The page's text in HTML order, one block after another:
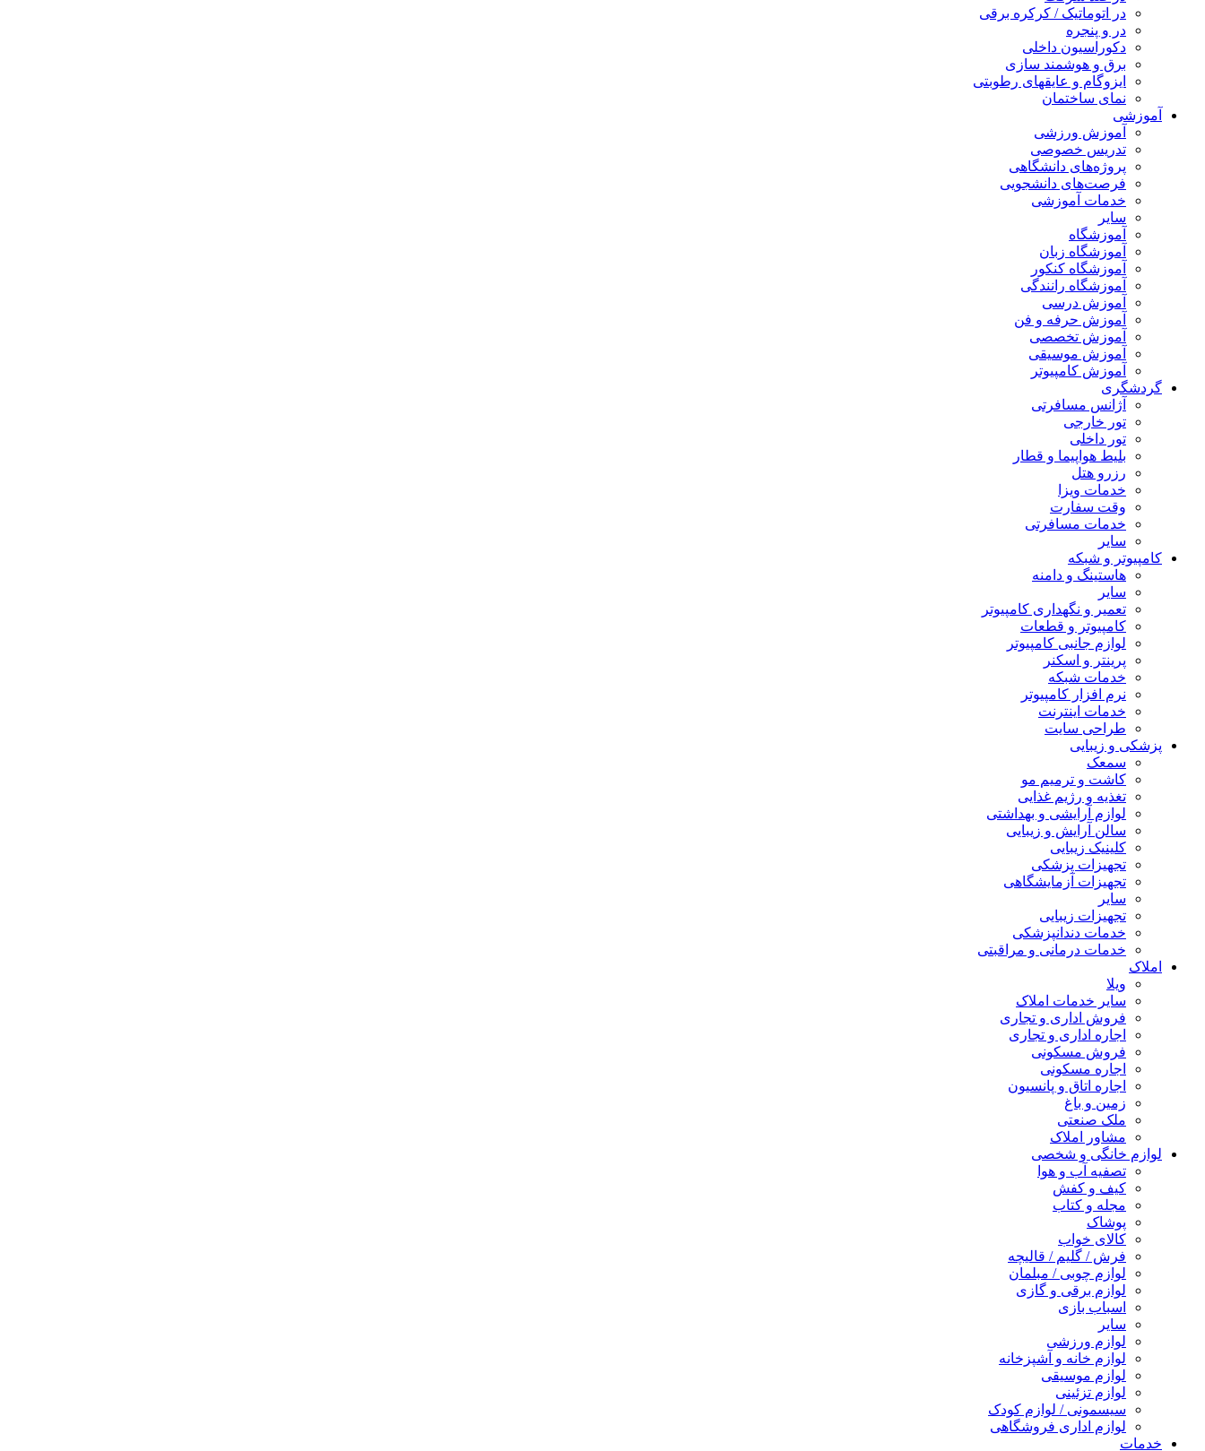
در اتوماتیک / کرکره برقی
در و پنجره
دکوراسیون داخلی
برق و هوشمند سازی
ایزوگام و عایقهای رطوبتی
نمای ساختمان
آموزشی
آموزش ورزشی
تدریس خصوصی
پروژه‌های دانشگاهی
فرصت‌های دانشجویی
خدمات آموزشی
سایر
آموزشگاه
آموزشگاه زبان
آموزشگاه کنکور
آموزشگاه رانندگی
آموزش درسی
آموزش حرفه و فن
آموزش تخصصی
آموزش موسیقی
آموزش کامپیوتر
گردشگری
آژانس مسافرتی
تور خارجی
تور داخلی
بلیط هواپیما و قطار
رزرو هتل
خدمات ویزا
وقت سفارت
خدمات مسافرتی
سایر
کامپیوتر و شبکه
هاستینگ و دامنه
سایر
تعمیر و نگهداری کامپیوتر
کامپیوتر و قطعات
لوازم جانبی کامپیوتر
پرینتر و اسکنر
خدمات شبکه
نرم افزار کامپیوتر
خدمات اینترنت
طراحی سایت
پزشکی و زیبایی
سمعک
کاشت و ترمیم مو
تغذیه و رژیم غذایی
لوازم آرایشی و بهداشتی
سالن آرایش و زیبایی
کلینیک زیبایی
تجهیزات پزشکی
تجهیزات آزمایشگاهی
سایر
تجهیزات زیبایی
خدمات دندانپزشکی
خدمات درمانی و مراقبتی
املاک
ویلا
سایر خدمات املاک
فروش اداری و تجاری
اجاره اداری و تجاری
فروش مسکونی
اجاره مسکونی
اجاره اتاق و پانسیون
زمین و باغ
ملک صنعتی
مشاور املاک
لوازم خانگی و شخصی
تصفیه آب و هوا
کیف و کفش
مجله و کتاب
پوشاک
کالای خواب
فرش / گلیم / قالیچه
لوازم چوبی / مبلمان
لوازم برقی و گازی
اسباب بازی
سایر
لوازم ورزشی
لوازم خانه و آشپزخانه
لوازم موسیقی
لوازم تزئینی
سیسمونی / لوازم کودک
لوازم اداری فروشگاهی
خدمات